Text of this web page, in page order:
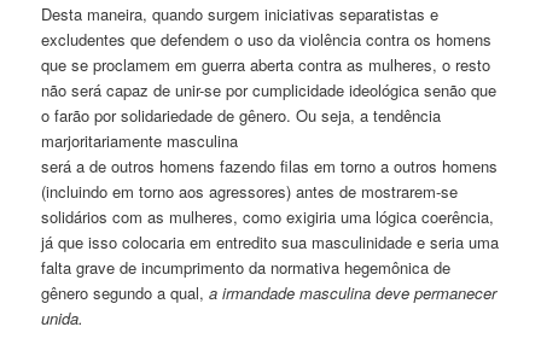
Desta maneira, quando surgem iniciativas separatistas e
excludentes que defendem o uso da violência contra os homens
que se proclamem em guerra aberta contra as mulheres, o resto
não será capaz de unir-se por cumplicidade ideológica senão que
o farão por solidariedade de gênero. Ou seja, a tendência
marjoritariamente masculina
será a de outros homens fazendo filas em torno a outros homens
(incluindo em torno aos agressores) antes de mostrarem-se
solidários com as mulheres, como exigiria uma lógica coerência,
já que isso colocaria em entredito sua masculinidade e seria uma
falta grave de incumprimento da normativa hegemônica de
gênero segundo a qual,a irmandade masculina deve permanecer
unida.